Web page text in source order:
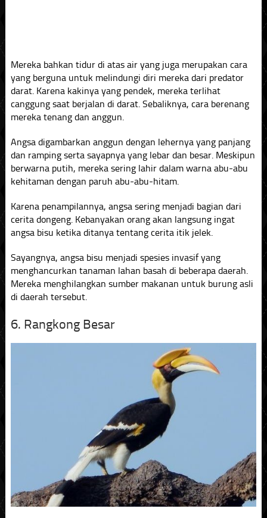
Mereka bahkan tidur di atas air yang juga merupakan cara
yang berguna untuk melindungi diri mereka dari predator
darat. Karena kakinya yang pendek, mereka terlihat
canggung saat berjalan di darat. Sebaliknya, cara berenang
mereka tenang dan anggun.
Angsa digambarkan anggun dengan lehernya yang panjang
dan ramping serta sayapnya yang lebar dan besar. Meskipun
berwarna putih, mereka sering lahir dalam warna abu-abu
kehitaman dengan paruh abu-abu-hitam.
Karena penampilannya, angsa sering menjadi bagian dari
cerita dongeng. Kebanyakan orang akan langsung ingat
angsa bisu ketika ditanya tentang cerita itik jelek.
Sayangnya, angsa bisu menjadi spesies invasif yang
menghancurkan tanaman lahan basah di beberapa daerah.
Mereka menghilangkan sumber makanan untuk burung asli
di daerah tersebut.
6. Rangkong Besar